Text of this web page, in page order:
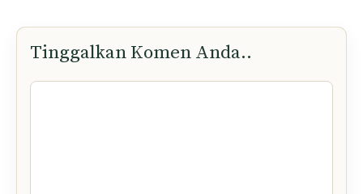
Tinggalkan Komen Anda..
Komen